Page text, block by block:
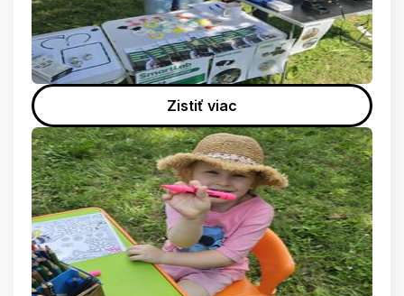
Zistiť viac